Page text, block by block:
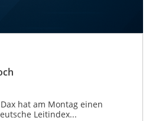
hat am Montag einen
Leitindex...